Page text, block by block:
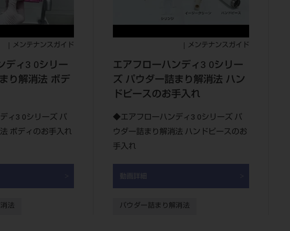
メンテナンスガイド
ディ3 0シリー
り解消法 ボデ
ィ3 0シリーズ パ
ボディのお手入れ
法
メンテナンスガイド
エアフローハンディ3 0シリー
ズ パウダー詰まり解消法 ハン
ドピースのお手入れ
◆エアフローハンディ3 0シリーズ パ
ウダー詰まり解消法 ハンドピースのお
手入れ
動画詳細
パウダー詰まり解消法